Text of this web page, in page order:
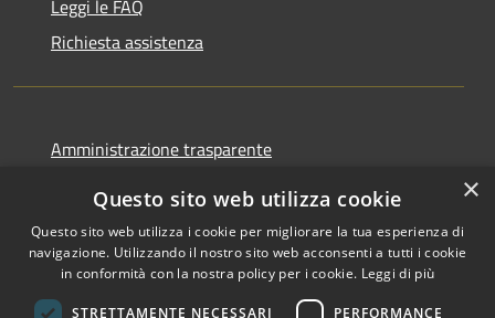
Leggi le FAQ
Richiesta assistenza
Amministrazione trasparente
Dichiarazione di accessibilità
×
Questo sito web utilizza cookie
Questo sito web utilizza i cookie per migliorare la tua esperienza di
navigazione. Utilizzando il nostro sito web acconsenti a tutti i cookie
in conformità con la nostra policy per i cookie. Leggi di più
STRETTAMENTE NECESSARI PERFORMANCE